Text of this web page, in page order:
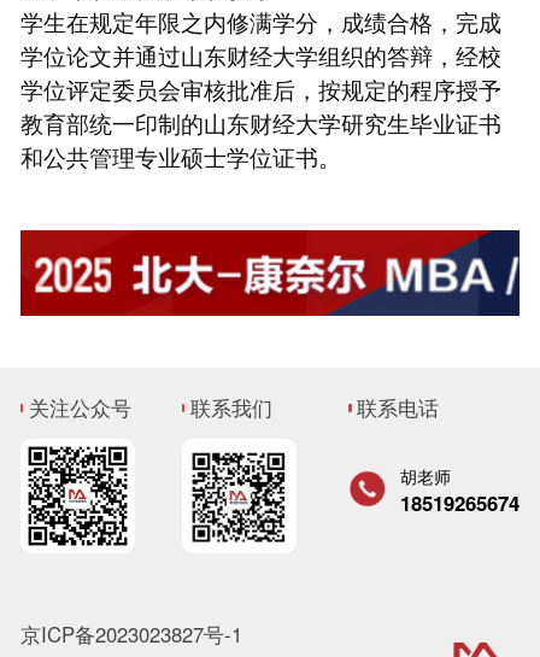
学生在规定年限之内修满学分，成绩合格，完成
学位论文并通过山东财经大学组织的答辩，经校
学位评定委员会审核批准后，按规定的程序授予
教育部统一印制的山东财经大学研究生毕业证书
和公共管理专业硕士学位证书。
关注公众号 联系我们 联系电话
胡老师
18519265674
京ICP备2023023827号-1